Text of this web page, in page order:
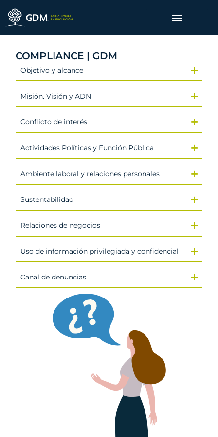
COMPLIANCE | GDM
Objetivo y alcance
Misión, Visión y ADN
Conflicto de interés
Actividades Políticas y Función Pública
Ambiente laboral y relaciones personales
Sustentabilidad
Relaciones de negocios
Uso de información privilegiada y confidencial
Canal de denuncias